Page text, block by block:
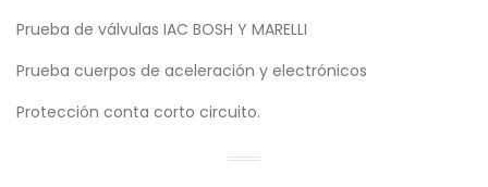
Prueba de válvulas IAC BOSH Y MARELLI
Prueba cuerpos de aceleración y electrónicos
Protección conta corto circuito.